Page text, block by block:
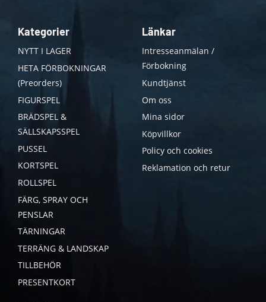
Kategorier
NYTT I LAGER
HETA FÖRBOKNINGAR
(Preorders)
FIGURSPEL
BRÄDSPEL &
SÄLLSKAPSSPEL
PUSSEL
KORTSPEL
ROLLSPEL
FÄRG, SPRAY OCH
PENSLAR
TÄRNINGAR
TERRÄNG & LANDSKAP
TILLBEHÖR
PRESENTKORT
Länkar
Intresseanmälan /
Förbokning
Kundtjänst
Om oss
Mina sidor
Köpvillkor
Policy och cookies
Reklamation och retur